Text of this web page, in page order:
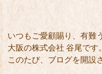
いつもご愛顧賜り、有難
大阪の株式会社 谷尾です
このたび、ブログを開設